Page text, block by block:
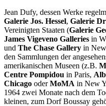
Jean Dufy, dessen Werke
Galerie Jos. Hessel, Galerie
Vereinigten Staaten (Galerie
James Vigeveno Galleries in
und The Chase Gallery in
den Sammlungen der
amerikanischen Museen (z.B.
Centre Pompidou in Paris,
Chicago oderMoMA in New
1964 zwei Monate nach dem
kleinen, zum Dorf Boussay